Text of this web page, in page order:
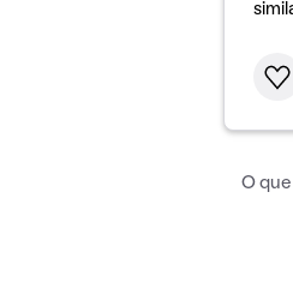
O